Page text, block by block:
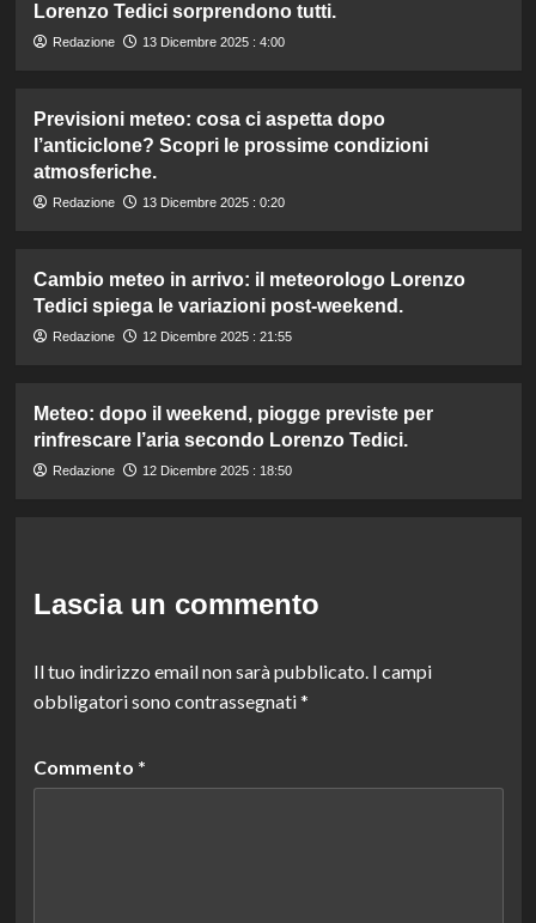
Lorenzo Tedici sorprendono tutti.
Redazione 13 Dicembre 2025 : 4:00
Previsioni meteo: cosa ci aspetta dopo
l’anticiclone? Scopri le prossime condizioni
atmosferiche.
Redazione 13 Dicembre 2025 : 0:20
Cambio meteo in arrivo: il meteorologo Lorenzo
Tedici spiega le variazioni post-weekend.
Redazione 12 Dicembre 2025 : 21:55
Meteo: dopo il weekend, piogge previste per
rinfrescare l’aria secondo Lorenzo Tedici.
Redazione 12 Dicembre 2025 : 18:50
Lascia un commento
Il tuo indirizzo email non sarà pubblicato. I campi
obbligatori sono contrassegnati*
Commento *